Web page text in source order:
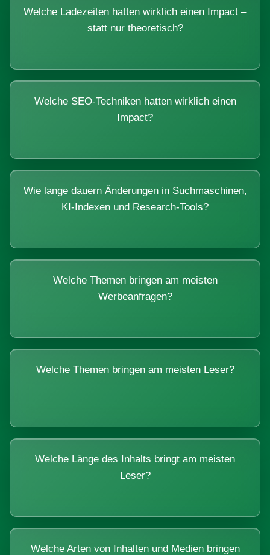
Welche Ladezeiten hatten wirklich einen Impact –
statt nur theoretisch?
Welche SEO-Techniken hatten wirklich einen
Impact?
Wie lange dauern Änderungen in Suchmaschinen,
KI-Indexen und Research-Tools?
Welche Themen bringen am meisten
Werbeanfragen?
Welche Themen bringen am meisten Leser?
Welche Länge des Inhalts bringt am meisten
Leser?
Welche Arten von Inhalten und Medien bringen